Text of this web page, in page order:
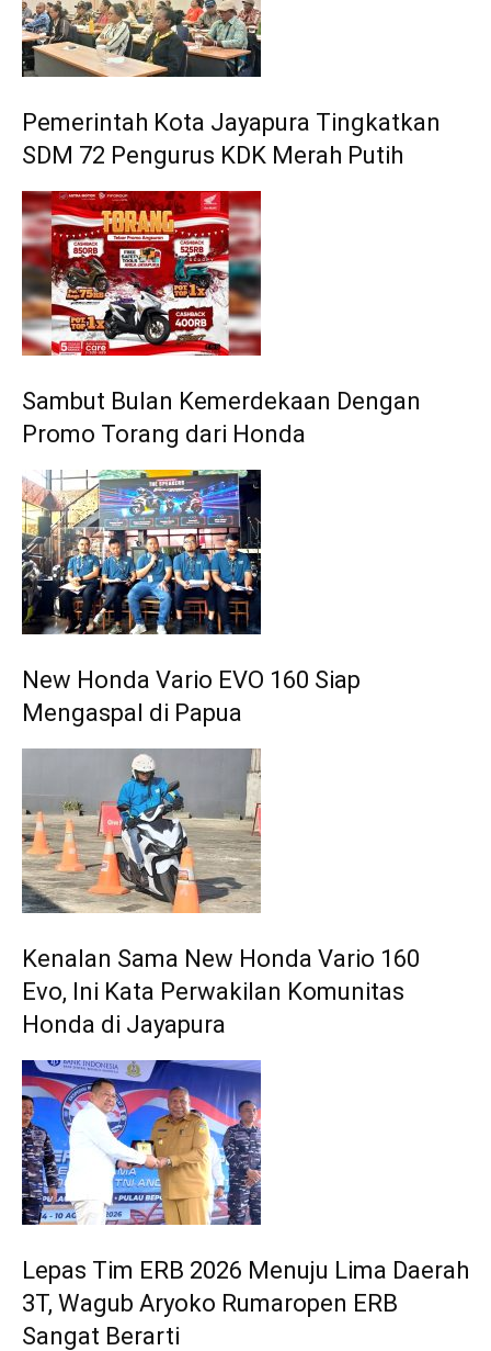
Pemerintah Kota Jayapura Tingkatkan
SDM 72 Pengurus KDK Merah Putih
Sambut Bulan Kemerdekaan Dengan
Promo Torang dari Honda
New Honda Vario EVO 160 Siap
Mengaspal di Papua
Kenalan Sama New Honda Vario 160
Evo, Ini Kata Perwakilan Komunitas
Honda di Jayapura
Lepas Tim ERB 2026 Menuju Lima Daerah
3T, Wagub Aryoko Rumaropen ERB
Sangat Berarti